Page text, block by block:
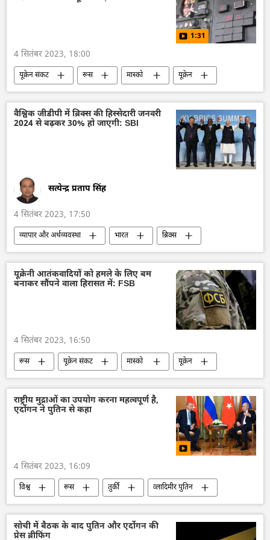
विज्ञान एवं प्रौद्योगिकी
1:31
4 सितंबर 2023, 18:00
यूक्रेन संकट रूस मास्को
यूक्रेन
कीव
विशेष सैन्य अभियान
हेलीकॉप्टर
रक्षा मंत्रालय (MoD)
वायु रक्षा
वैश्विक जीडीपी में ब्रिक्स की हिस्सेदारी जनवरी
2024 से बढ़कर 30% हो जाएगी: SBI
सत्येन्द्र प्रताप सिंह
4 सितंबर 2023, 17:50
व्यापार और अर्थव्यवस्था भारत
ब्रिक्स
ब्रिक्स का विस्तारण
जीडीपी
राष्ट्रीय मुद्राओं में व्यापार
डिजिटल मुद्रा
तेल
सकल घरेलू उत्पाद
उत्पादन
राजनीतिक और आर्थिक स्वतंत्रता
आर्थिक मंच
यूक्रेनी आतंकवादियों को हमले के लिए बम
बनाकर सौंपने वाला हिरासत में: FSB
4 सितंबर 2023, 16:50
रूस यूक्रेन संकट मास्को
यूक्रेन
यूक्रेन सशस्त्र बल
कीव
रूसी संघीय सुरक्षा सेवा (एफएसबी)
विशेष सैन्य अभियान
राष्ट्रीय मुद्राओं का उपयोग करना महत्वपूर्ण है,
एर्दोगन ने पुतिन से कहा
4 सितंबर 2023, 16:09
विश्व रूस तुर्की
व्लादिमीर पुतिन
रेसेप तईप एर्दोगन
द्विपक्षीय रिश्ते
द्विपक्षीय व्यापार
संयुक्त राष्ट्र
यूक्रेन
सोची में बैठक के बाद पुतिन और एर्दोगन की
प्रेस ब्रीफिंग